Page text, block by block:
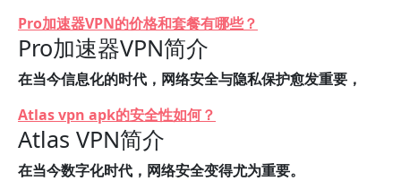
Pro加速器VPN的价格和套餐有哪些？
Pro加速器VPN简介
在当今信息化的时代，网络安全与隐私保护愈发重要，
Atlas vpn apk的安全性如何？
Atlas VPN简介
在当今数字化时代，网络安全变得尤为重要。